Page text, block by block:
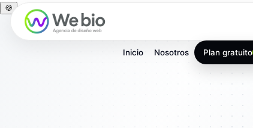
🍪
Inicio Nosotros Plan gratuito